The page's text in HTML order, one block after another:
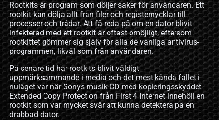
Rootkits är program som döljer saker för användaren. Ett
rootkit kan dölja allt från filer och registernycklar till
processer och trådar. Att få reda på om en dator blivit
infekterad med ett rootkit är oftast omöjligt, eftersom
rootkittet gömmer sig själv för alla de vanliga antivirus-
programmen, likväl som från användaren.
På senare tid har rootkits blivit väldigt
uppmärksammande i media och det mest kända fallet i
nuläget var när Sonys musik-CD med kopieringsskyddet
Extended Copy Protection från First 4 Internet innehöll en
rootkit som var mycket svår att kunna detektera på en
drabbad dator.